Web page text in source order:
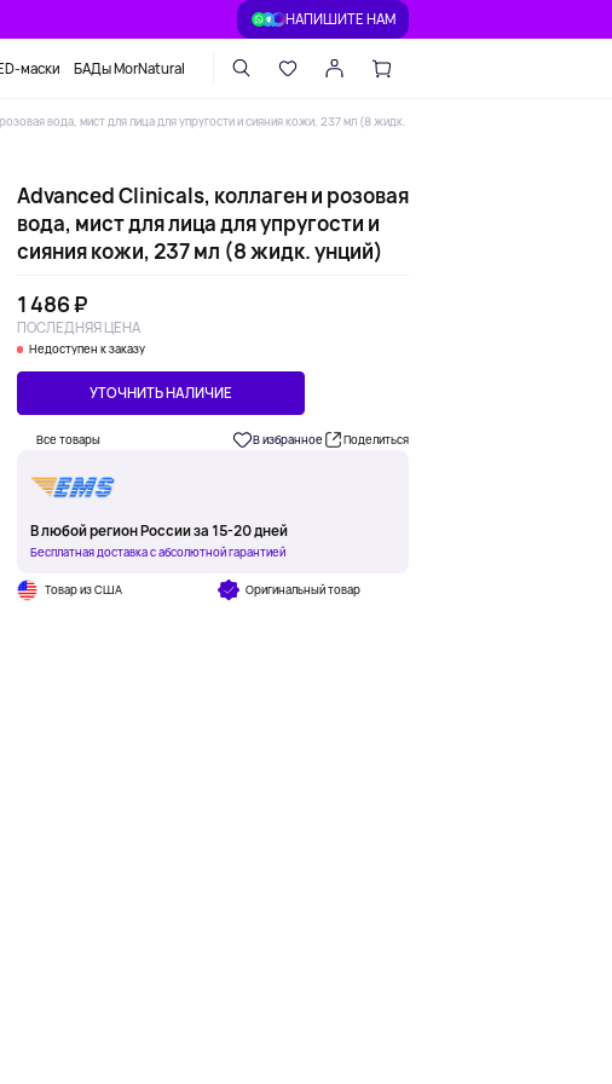
НАПИШИТЕ НАМ
маски БАДы MorNatural
вода, мист для лица для упругости и сияния кожи, 237 мл (8 жидк.
Advanced Clinicals, коллаген и розовая
вода, мист для лица для упругости и
сияния кожи, 237 мл (8 жидк. унций)
1 486 ₽
ПОСЛЕДНЯЯ ЦЕНА
Недоступен к заказу
УТОЧНИТЬ НАЛИЧИЕ
Все товары В избранное Поделиться
В любой регион России за 15-20 дней
Бесплатная доставка с абсолютной гарантией
Товар из США Оригинальный товар